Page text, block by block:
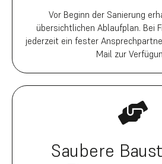
Vor Beginn der Sanierung
übersichtlichen Ablaufplan. Bei
jederzeit ein fester
Mail zur
Saubere